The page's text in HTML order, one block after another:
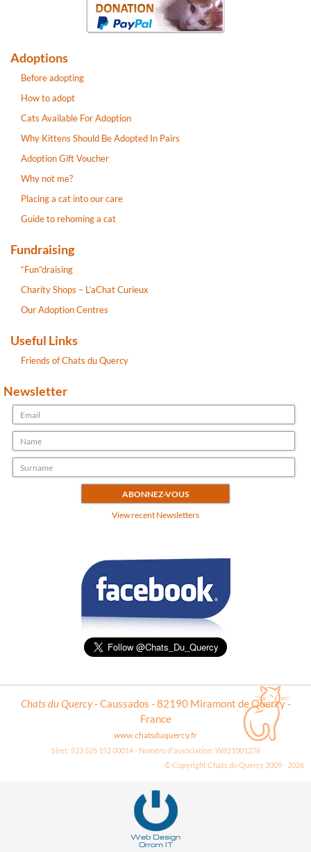
Adoptions
Before adopting
How to adopt
Cats Available For Adoption
Why Kittens Should Be Adopted In Pairs
Adoption Gift Voucher
Why not me?
Placing a cat into our care
Guide to rehoming a cat
Fundraising
“Fun”draising
Charity Shops – L’aChat Curieux
Our Adoption Centres
Useful Links
Friends of Chats du Quercy
Newsletter
View recent Newsletters
Chats du Quercy- Caussados - 82190 Miramont de Quercy -
France
www.chatsduquercy.fr
Siret: 523 525 152 00014 - Numéro d'association: W821001276
© Copyright Chats du Quercy 2009 - 2026
Web Design
Orrom IT